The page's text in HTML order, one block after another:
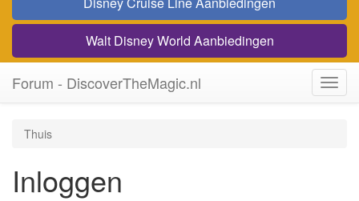
Walt Disney World Aanbiedingen
Forum - DiscoverTheMagic.nl
Thuis
Inloggen